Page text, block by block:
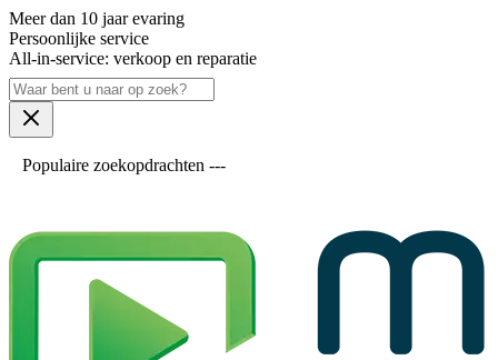
Meer dan 10 jaar evaring
Persoonlijke service
All-in-service: verkoop en reparatie
Populaire zoekopdrachten ---